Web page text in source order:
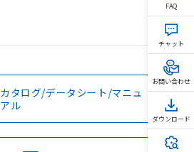
カタログ/データシート/マニュ
アル
FAQ
チャット
お問い合わせ
ダウンロード